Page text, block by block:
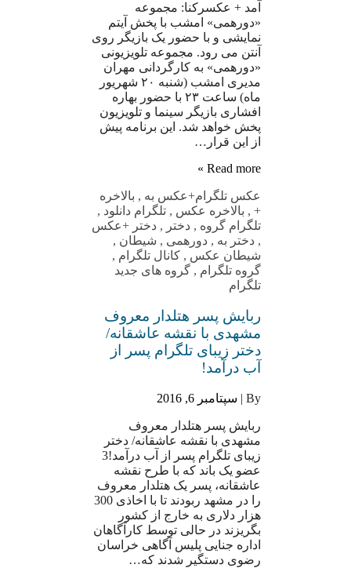
آمد + عکسرکنا: مجموعه
«دورهمی» امشب با پخش آیتم
نمایشی و با حضور یک بازیگر روی
آنتن می رود. مجموعه تلویزیونی
«دورهمی» به کارگردانی مهران
مدیری امشب (شنبه ٢٠ شهریور
ماه) ساعت ٢٣ با حضور بهاره
افشاری بازیگر سینما و تلویزیون
پخش خواهد شد. این برنامه پیش
از این قرار…
Read more »
عکس تلگرام+عکس به , بالاخره
+
, بالاخره عکس , تلگرام دانلود ,
تلگرام گروه , دختر , دختر +عکس
, دختر به , دورهمی , شیطان ,
شیطان عکس , کانال تلگرام ,
گروه تلگرام , گروه های جدید
تلگرام
ربایش پسر هتلدار معروف
مشهدی با نقشه عاشقانه/
دختر زیبای تلگرام پسر از
آب درآمد!
By | سپتامبر 6, 2016
ربایش پسر هتلدار معروف
مشهدی با نقشه عاشقانه/ دختر
زیبای تلگرام پسر از آب درآمد!3
عضو یک باند که با طرح نقشه
عاشقانه، پسر یک هتلدار معروف
را در مشهد ربودند تا با اخاذی 300
هزار دلاری به خارج از کشور
بگریزند در حالی توسط کارآگاهان
اداره جنایی پلیس آگاهی خراسان
رضوی دستگیر شدند که…